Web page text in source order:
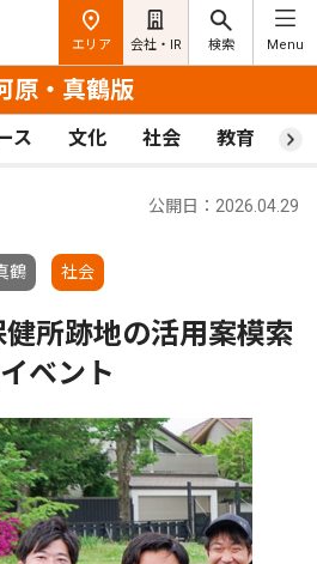
エリア 会社・IR 検索 Menu
原・真鶴版
ス 文化 社会 教育 ス
鶴 社会
公開日：2026.04.29
所跡地の活用案模索
ベント